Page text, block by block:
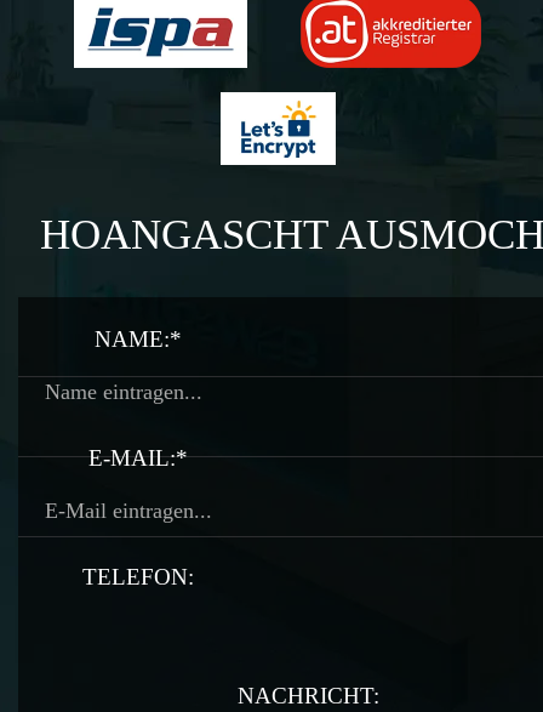
HOANGASCHT
NAME:*
E-MAIL:*
TELEFON:
NACHRICHT: